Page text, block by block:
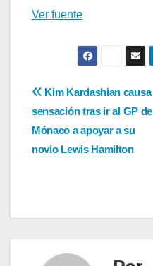
Ver fuente
Navegación
de
entradas
Kim Kardashian causa
sensación tras ir al GP de
Mónaco a apoyar a su
novio Lewis Hamilton